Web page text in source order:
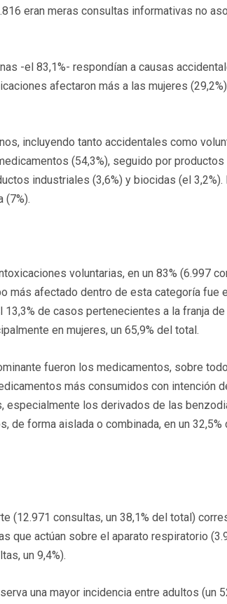
eran meras consultas informativas no
-el 83,1%- respondían a causas
afectaron más a las mujeres
incluyendo tanto accidentales como
(54,3%), seguido por
industriales (3,6%) y biocidas (el 3,2%).
(7%).
voluntarias, en un 83% (6.997
más afectado dentro de esta categoría fue
de casos pertenecientes a la franja
en mujeres, un 65,9% del total.
fueron los medicamentos, sobre
más consumidos con intención
los derivados de las
de forma aislada o combinada, en un 32,5%
(12.971 consultas, un 38,1% del total)
que actúan sobre el aparato respiratorio
un 9,4%).
una mayor incidencia entre adultos (un